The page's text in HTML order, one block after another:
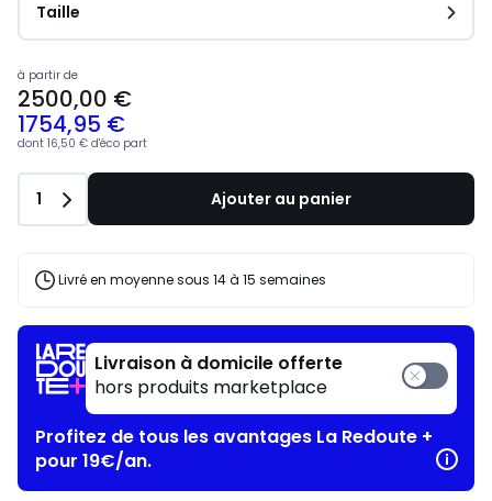
Taille
à partir de
1754,95 €
2500,00 €
dont 16,50 € d'éco part
Quantité
1 Ajouter au panier
Livré en moyenne sous 14 à 15 semaines
Livraison à domicile offerte
hors produits marketplace
Profitez de tous les avantages La Redoute +
pour 19€/an.